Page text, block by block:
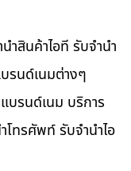
ำสินค้าไอที รับจำนำ
รนด์เนมต่างๆ
บรนด์เนม บริการ
โทรศัพท์ รับจำนำไอ